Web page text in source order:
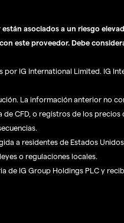
asociados a un riesgo
este proveedor. Debe
por IG International Limited. IG
La información anterior no
CFD, o registros de los
a residentes de Estados
o regulaciones locales.
de IG Group Holdings PLC y